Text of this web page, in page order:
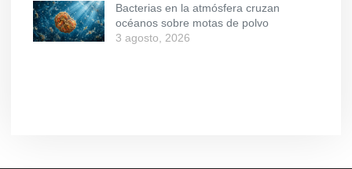
Bacterias en la atmósfera cruzan
océanos sobre motas de polvo
3 agosto, 2026